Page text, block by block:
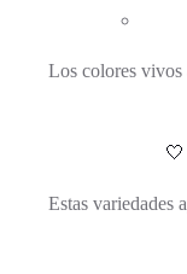
Los colores
🤍
Estas variedades